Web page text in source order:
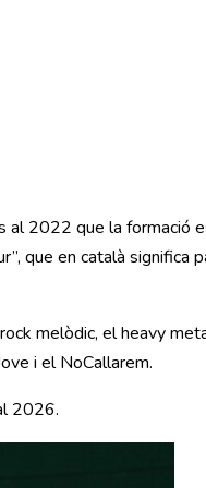
2022 que la formació
que en català significa
melòdic, el heavy
i el NoCallarem.
2026.